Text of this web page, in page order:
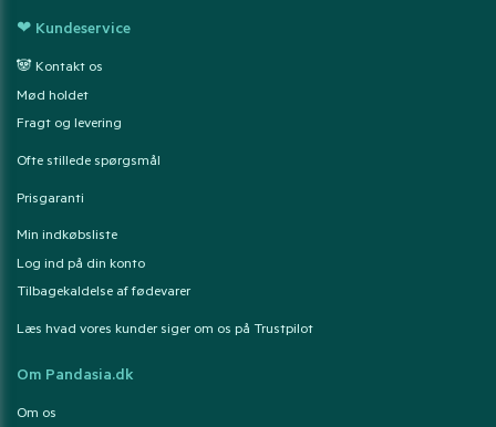
❤ Kundeservice
🐼 Kontakt os
Mød holdet
Fragt og levering
Ofte stillede spørgsmål
Prisgaranti
Min indkøbsliste
Log ind på din konto
Tilbagekaldelse af fødevarer
Læs hvad vores kunder siger om os på Trustpilot
Om Pandasia.dk
Om os